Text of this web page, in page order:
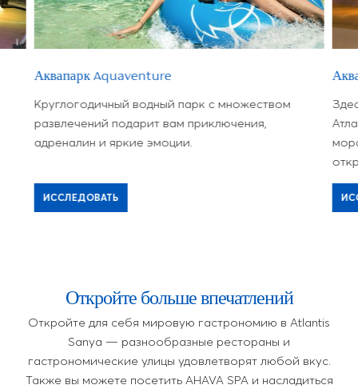
Аквапарк Aquaventure
Круглогодичный водный парк с множеством
развлечений подарит вам приключения,
адреналин и яркие эмоции.
ИССЛЕДОВАТЬ
Откройте больше впечатлений
Откройте для себя мировую гастрономию в Atlantis
Sanya — разнообразные рестораны и
гастрономические улицы удовлетворят любой вкус.
Также вы можете посетить AHAVA SPA и насладиться